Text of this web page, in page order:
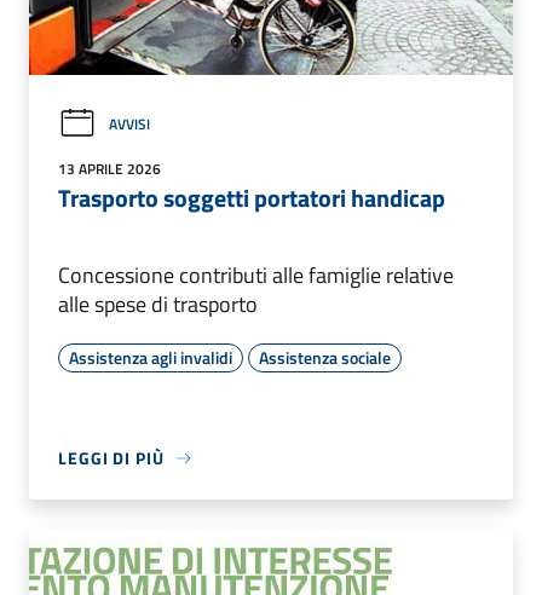
AVVISI
13 APRILE 2026
Trasporto soggetti portatori handicap
Concessione contributi alle famiglie relative
alle spese di trasporto
Assistenza agli invalidi Assistenza sociale
LEGGI DI PIÙ